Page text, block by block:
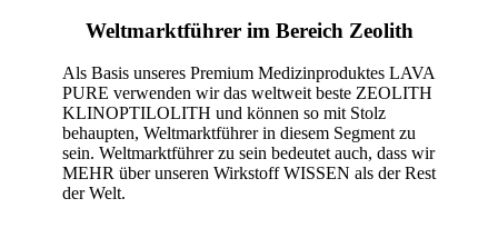
Weltmarktführer im Bereich Zeolith
Als Basis unseres Premium Medizinproduktes LAVA
PURE verwenden wir das weltweit beste ZEOLITH
KLINOPTILOLITH und können so mit Stolz
behaupten, Weltmarktführer in diesem Segment zu
sein. Weltmarktführer zu sein bedeutet auch, dass wir
MEHR über unseren Wirkstoff WISSEN als der Rest
der Welt.